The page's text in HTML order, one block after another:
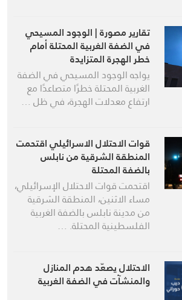
تقارير مصورة | الوجود المسيحي
في الضفة الغربية المحتلة أمام
خطر الهجرة المتزايدة
يواجه الوجود المسيحي في الضفة
الغربية المحتلة خطرًا متصاعدًا مع
ارتفاع معدلات الهجرة، في ظل …
قوات الاحتلال الاسرائيلي اقتحمت
المنطقة الشرقية من نابلس
بالضفة المحتلة
اقتحمت قوات الاحتلال الإسرائيلي،
مساء الاثنين، المنطقة الشرقية
من مدينة نابلس بالضفة الغربية
الفلسطينية المحتلة. …
الاحتلال يصعّد هدم المنازل
والمنشآت في الضفة الغربية